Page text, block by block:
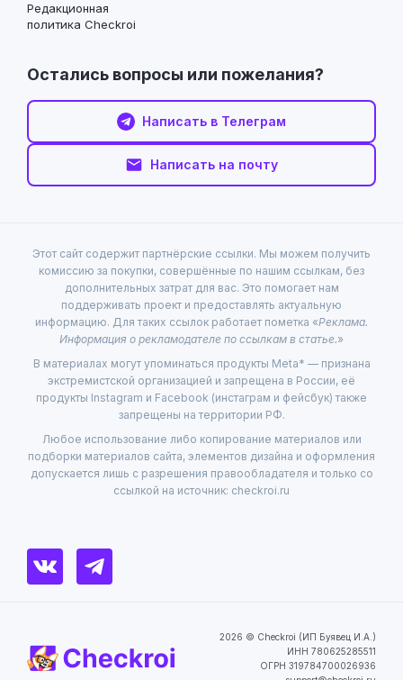
Редакционная
политика Checkroi
Остались вопросы или пожелания?
Написать в Телеграм
Написать на почту
Этот сайт содержит партнёрские ссылки. Мы можем получить
комиссию за покупки, совершённые по нашим ссылкам, без
дополнительных затрат для вас. Это помогает нам
поддерживать проект и предоставлять актуальную
информацию. Для таких ссылок работает пометка «Реклама.
Информация о рекламодателе по ссылкам в статье.»
В материалах могут упоминаться продукты Meta* — признана
экстремистской организацией и запрещена в России, её
продукты Instagram и Facebook (инстаграм и фейсбук) также
запрещены на территории РФ.
Любое использование либо копирование материалов или
подборки материалов сайта, элементов дизайна и оформления
допускается лишь с разрешения правообладателя и только со
ссылкой на источник: checkroi.ru
2026 © Checkroi (ИП Буявец И.А.)
ИНН 780625285511
ОГРН 319784700026936